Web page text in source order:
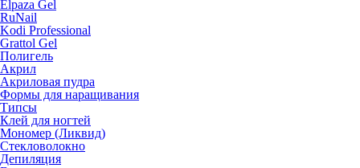
Elpaza Gel
RuNail
Kodi Professional
Grattol Gel
Полигель
Акрил
Акриловая пудра
Формы для наращивания
Типсы
Клей для ногтей
Мономер (Ликвид)
Стекловолокно
Депиляция